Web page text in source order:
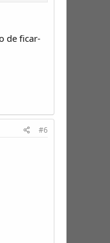
de ficar-
#6